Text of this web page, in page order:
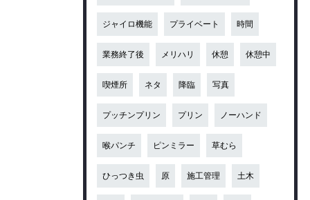
ジャイロ機能 プライベート 時間
業務終了後 メリハリ 休憩 休憩中
喫煙所 ネタ 降臨 写真
プッチンプリン プリン ノーハンド
喉パンチ ピンミラー 草むら
ひっつき虫 原 施工管理 土木